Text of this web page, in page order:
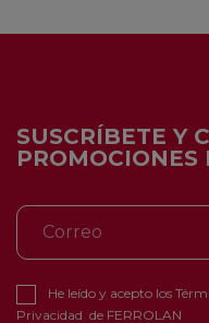
SUSCRÍBETE Y
PROMOCIONES
He leído y acepto los
Privacidad de FERROLAN